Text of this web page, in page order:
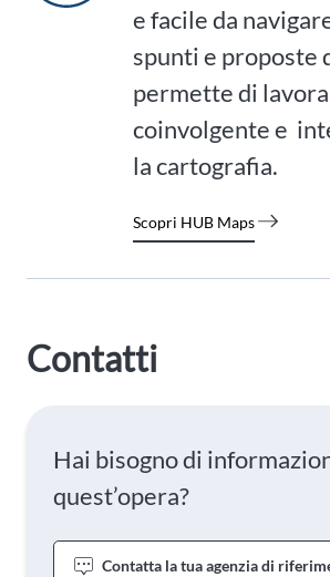
e facile da
spunti e proposte
permette di
coinvolgente e
la cartografia.
Scopri HUB Maps
Contatti
Hai bisogno di
quest’opera?
Contatta la tua agenzia di